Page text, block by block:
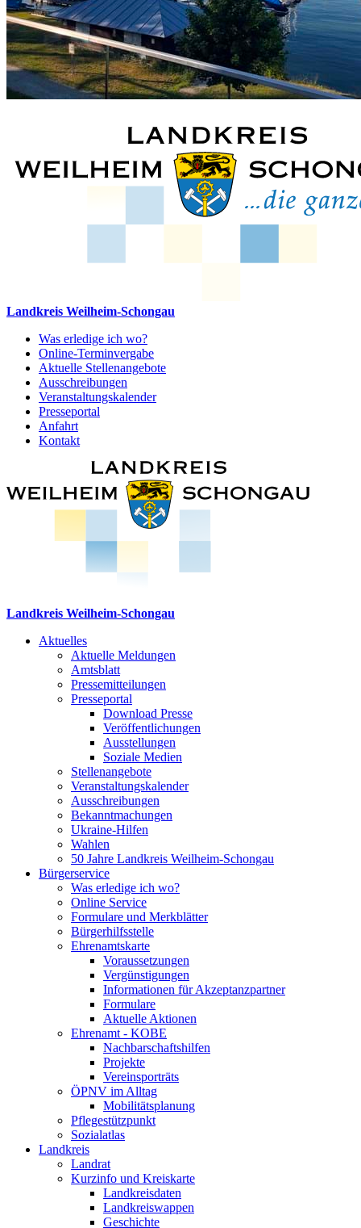
Landkreis Weilheim-Schongau
Was erledige ich wo?
Online-Terminvergabe
Aktuelle Stellenangebote
Ausschreibungen
Veranstaltungskalender
Presseportal
Anfahrt
Kontakt
Landkreis Weilheim-Schongau
Aktuelles
Aktuelle Meldungen
Amtsblatt
Pressemitteilungen
Presseportal
Download Presse
Veröffentlichungen
Ausstellungen
Soziale Medien
Stellenangebote
Veranstaltungskalender
Ausschreibungen
Bekanntmachungen
Ukraine-Hilfen
Wahlen
50 Jahre Landkreis Weilheim-Schongau
Bürgerservice
Was erledige ich wo?
Online Service
Formulare und Merkblätter
Bürgerhilfsstelle
Ehrenamtskarte
Voraussetzungen
Vergünstigungen
Informationen für Akzeptanzpartner
Formulare
Aktuelle Aktionen
Ehrenamt - KOBE
Nachbarschaftshilfen
Projekte
Vereinsporträts
ÖPNV im Alltag
Mobilitätsplanung
Pflegestützpunkt
Sozialatlas
Landkreis
Landrat
Kurzinfo und Kreiskarte
Landkreisdaten
Landkreiswappen
Geschichte